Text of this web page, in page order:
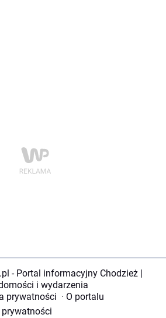
- Portal informacyjny Chodzież |
i wydarzenia
prywatności · O portalu